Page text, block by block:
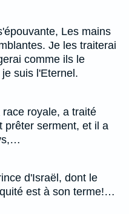
Les mains
Je les traiterai
comme ils le
suis l'Eternel.
royale, a traité
prêter serment, et il a
d'Israël, dont le
est à son terme!…